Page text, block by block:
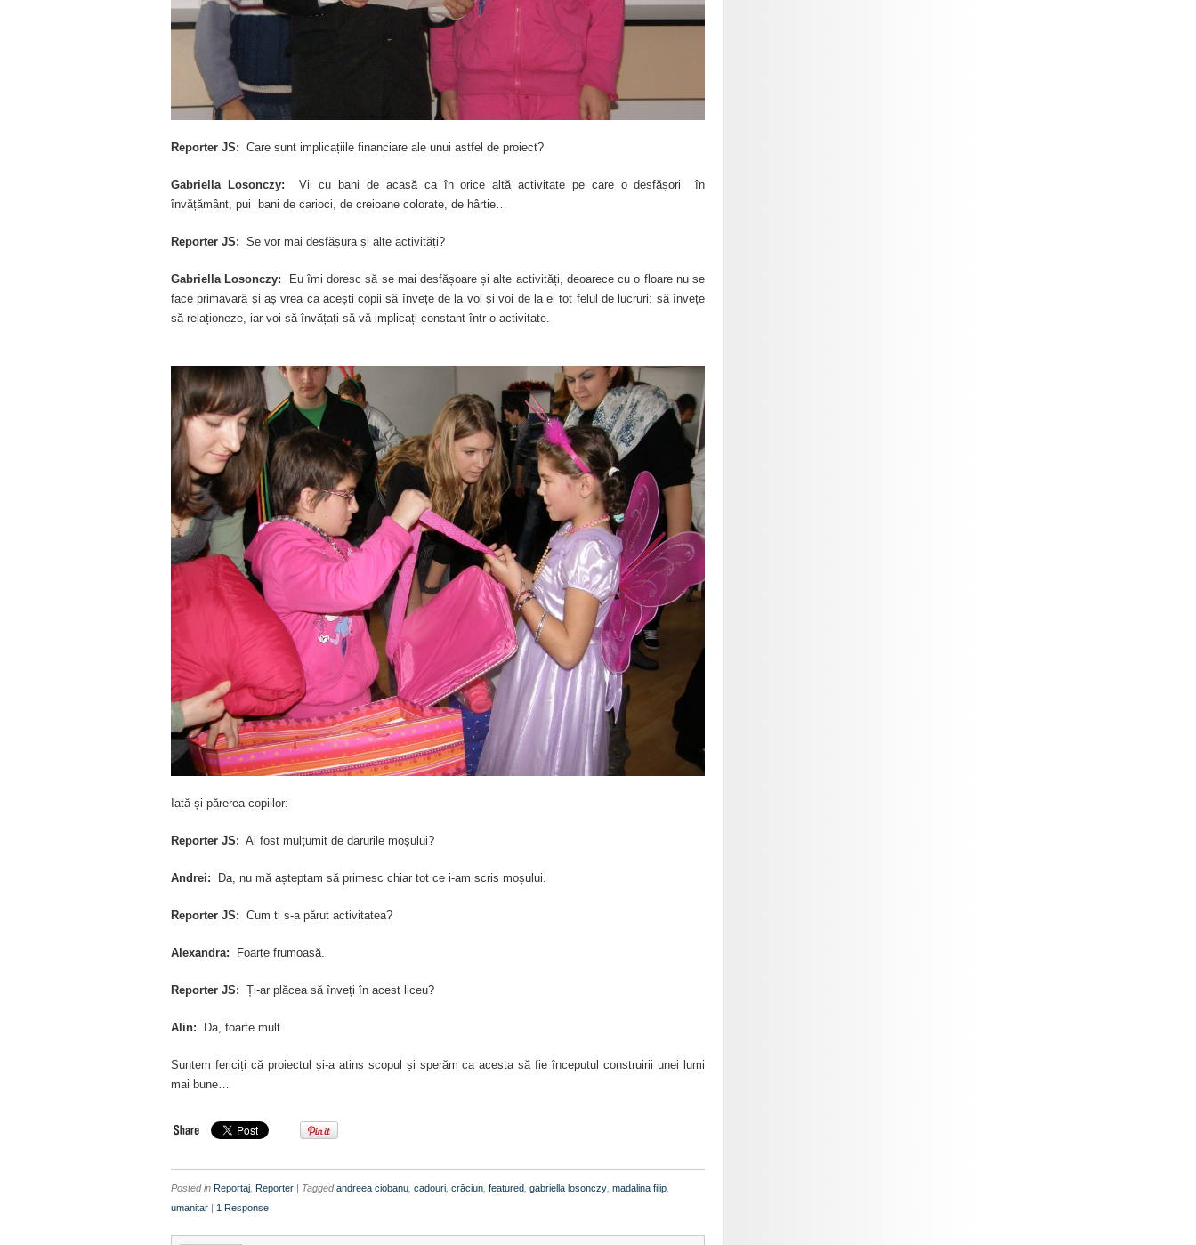
Reporter JS: Care sunt implicațiile financiare ale unui astfel de proiect?
Gabriella Losonczy: Vii cu bani de acasă ca în orice altă activitate pe care o desfășori în
învățământ, pui bani de carioci, de creioane colorate, de hârtie…
Reporter JS: Se vor mai desfășura și alte activități?
Gabriella Losonczy: Eu îmi doresc să se mai desfășoare și alte activități, deoarece cu o floare nu se
face primavară și aș vrea ca acești copii să învețe de la voi și voi de la ei tot felul de lucruri: să învețe
să relaționeze, iar voi să învățați să vă implicați constant într-o activitate.
Iată și părerea copiilor:
Reporter JS: Ai fost mulțumit de darurile moșului?
Andrei: Da, nu mă așteptam să primesc chiar tot ce i-am scris moșului.
Reporter JS: Cum ti s-a părut activitatea?
Alexandra: Foarte frumoasă.
Reporter JS: Ți-ar plăcea să înveți în acest liceu?
Alin: Da, foarte mult.
Suntem fericiți că proiectul și-a atins scopul și sperăm ca acesta să fie începutul construirii unei lumi
mai bune…
Posted in Reportaj Reporter | Taggedandreea ciobanu cadouri crăciun featured gabriella losonczy madalina filip
umanitar | 1 Response